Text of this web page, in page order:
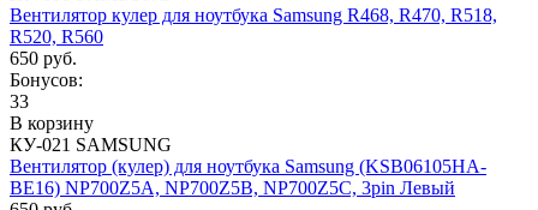
Вентилятор кулер для ноутбука Samsung R468, R470, R518,
R520, R560
650 руб.
Бонусов:
33
В корзину
КУ-021 SAMSUNG
Вентилятор (кулер) для ноутбука Samsung (KSB06105HA-
BE16) NP700Z5A, NP700Z5B, NP700Z5C, 3pin Левый